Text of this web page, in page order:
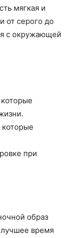
мягкая и
от серого до
с окружающей
которые
при
образ
время